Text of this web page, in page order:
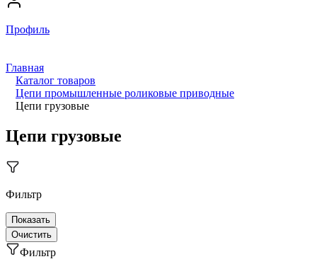
Профиль
Главная
Каталог товаров
Цепи промышленные роликовые приводные
Цепи грузовые
Цепи грузовые
Фильтр
Фильтр